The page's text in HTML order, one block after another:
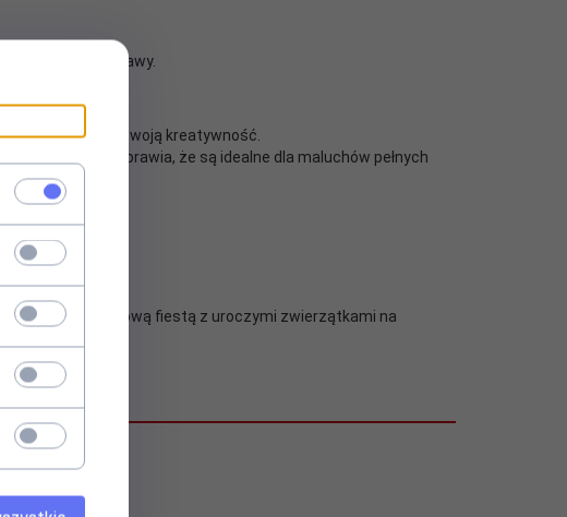
kolorowe zestawy.
wyrażać swoją kreatywność.
charakteru i sprawia, że są idealne dla maluchów pełnych
stanie się modową fiestą z uroczymi zwierzątkami na